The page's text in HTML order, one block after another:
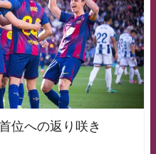
位への返り咲き